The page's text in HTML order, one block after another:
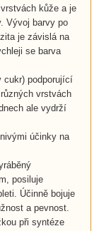
kůže a je
Vývoj barvy po
je závislá na
se barva
cukr) podporující
vrstvách
ale vydrží
účinky na
posiluje
Účinně bojuje
a pevnost.
při syntéze